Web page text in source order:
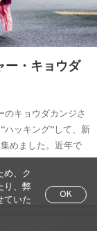
ー・キョウダ
キョウダカンジさ
ハッキング”して、新
めました。近年で
め、ク
り、弊
ていた
OK